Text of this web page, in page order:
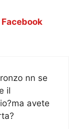
nn se
il
avete